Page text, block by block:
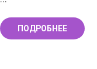
ПОДРОБНЕЕ